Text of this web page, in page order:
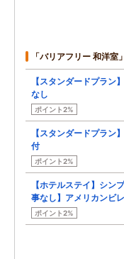
「バリアフリー 和洋
【スタンダードプラン
なし
ポイント2%
【スタンダードプラン
付
ポイント2%
【ホテルステイ】シン
事なし】アメリカンビ
ポイント2%